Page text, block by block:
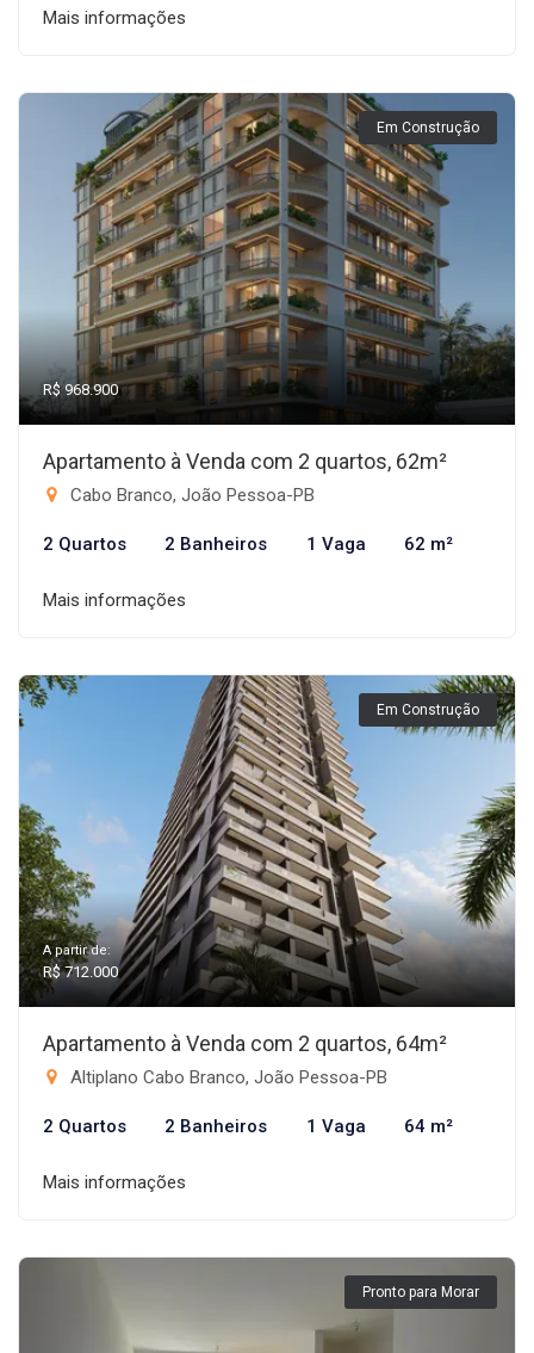
Mais informações
Em Construção
R$ 968.900
Apartamento à Venda com 2 quartos, 62m²
Cabo Branco, João Pessoa-PB
2 Quartos 2 Banheiros 1 Vaga 62 m²
Mais informações
Em Construção
A partir de:
R$ 712.000
Apartamento à Venda com 2 quartos, 64m²
Altiplano Cabo Branco, João Pessoa-PB
2 Quartos 2 Banheiros 1 Vaga 64 m²
Mais informações
Pronto para Morar